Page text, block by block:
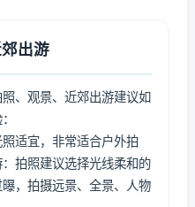
出游
、观景、近郊出游建议如
适宜，非常适合户外拍
拍照建议选择光线柔和的
，拍摄远景、全景、人物